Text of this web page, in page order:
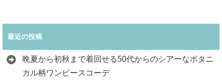
最近の投稿
晩夏から初秋まで着回せる50代からのシアーなボタニ
カル柄ワンピースコーデ